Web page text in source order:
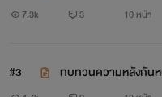
7.3k 3 10 หน้า
#3 ทบทวนความหลังกัน